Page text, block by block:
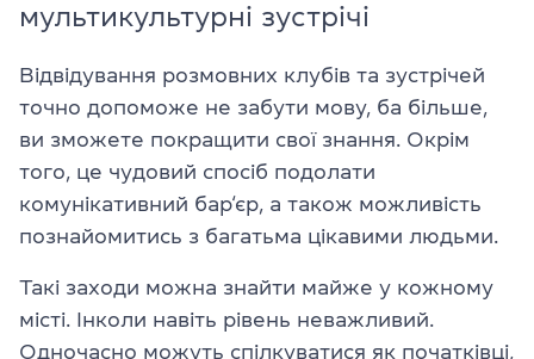
мультикультурні зустрічі
Відвідування розмовних клубів та зустрічей
точно допоможе не забути мову, ба більше,
ви зможете покращити свої знання. Окрім
того, це чудовий спосіб подолати
комунікативний бар‘єр, а також можливість
познайомитись з багатьма цікавими людьми.
Такі заходи можна знайти майже у кожному
місті. Інколи навіть рівень неважливий.
Одночасно можуть спілкуватися як початківці,